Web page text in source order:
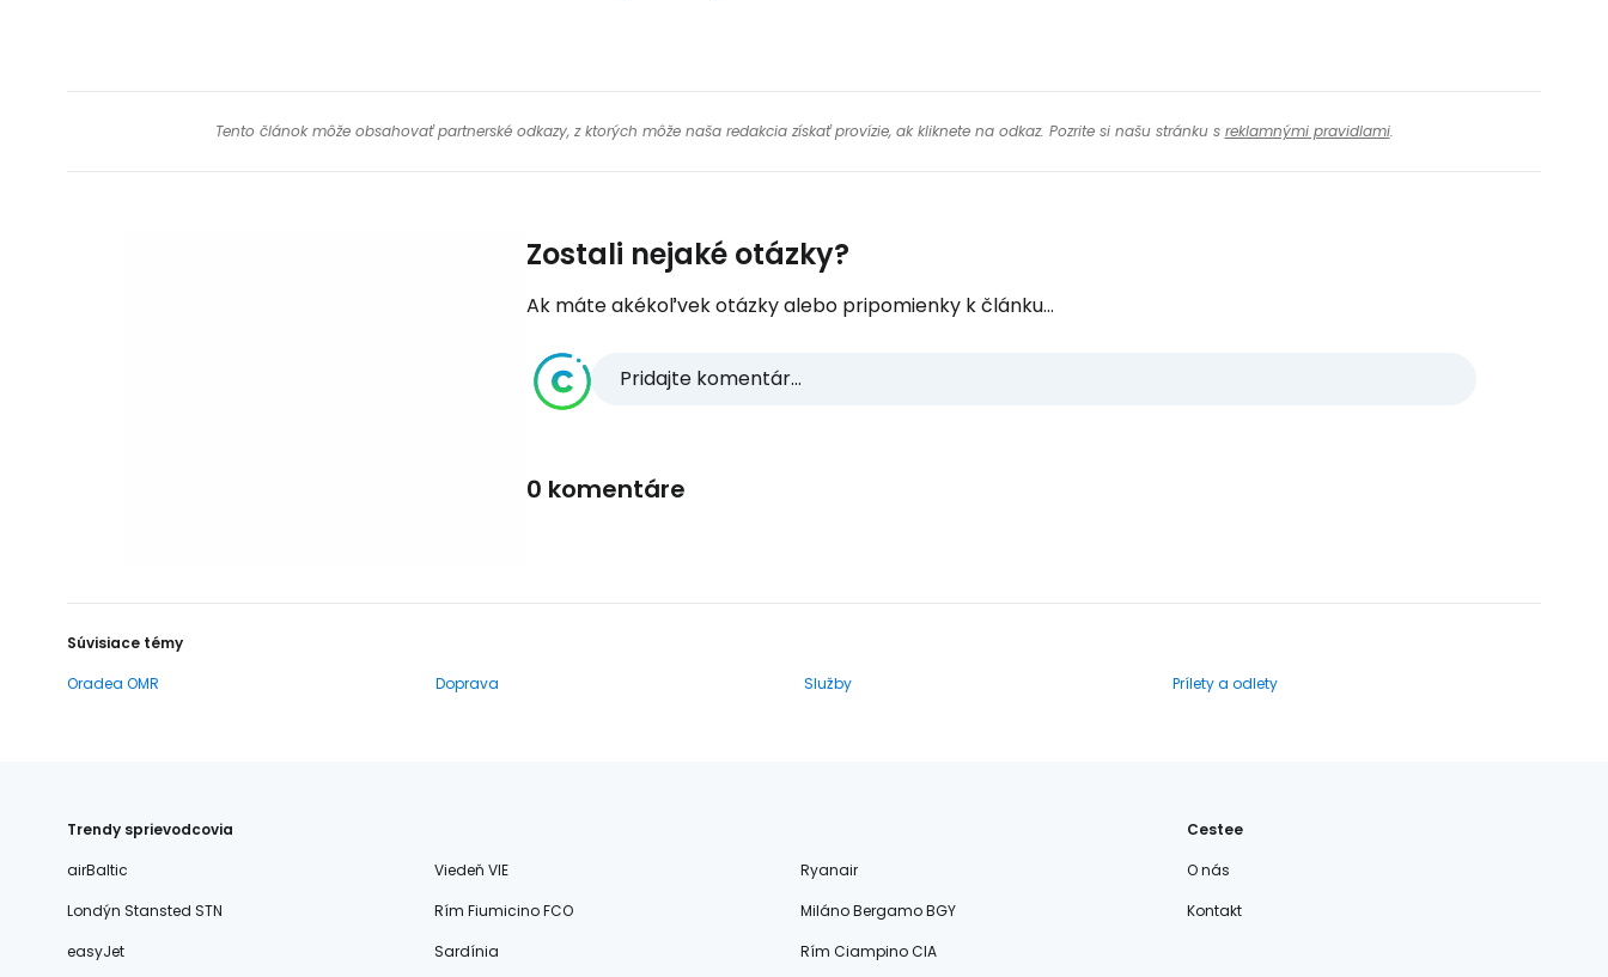
Tento článok môže obsahovať partnerské odkazy, z ktorých môže naša redakcia získať provízie, ak kliknete na odkaz. Pozrite si našu stránku s reklamnými pravidlami.
Zostali nejaké otázky?
Ak máte akékoľvek otázky alebo pripomienky k článku...
Pridajte komentár...
0 komentáre
Súvisiace témy
Oradea OMR
Doprava Služby Prílety a odlety
Trendy sprievodcovia
airBaltic
Viedeň VIE
Ryanair
Londýn Stansted STN
Rím Fiumicino FCO
Miláno Bergamo BGY
easyJet
Sardínia Rím Ciampino CIA
Cestee
O nás
Kontakt